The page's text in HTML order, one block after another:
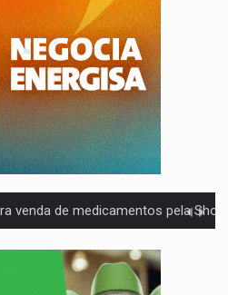
Nova lei endurece punição por abuso sexual contra
RISCOS:Retirada de fiação irregular avança no país e em PVH
com machado, homem ameaça matar sobrinha grávida e